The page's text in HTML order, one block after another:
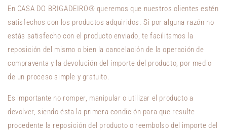
En CASA DO BRIGADEIRO® queremos que nuestros clientes estén
satisfechos con los productos adquiridos. Si por alguna razón no
estás satisfecho con el producto enviado, te facilitamos la
reposición del mismo o bien la cancelación de la operación de
compraventa y la devolución del importe del producto, por medio
de un proceso simple y gratuito.
Es importante no romper, manipular o utilizar el producto a
devolver, siendo ésta la primera condición para que resulte
procedente la reposición del producto o reembolso del importe del